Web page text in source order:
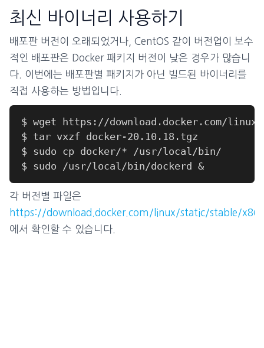
최신 바이너리 사용하기
배포판 버전이 오래되었거나, CentOS 같이 버전업이 보수
적인 배포판은 Docker 패키지 버전이 낮은 경우가 많습니
다. 이번에는 배포판별 패키지가 아닌 빌드된 바이너리를
직접 사용하는 방법입니다.
각 버전별 파일은
https://download.docker.com/linux/static/stable/
에서 확인할 수 있습니다.